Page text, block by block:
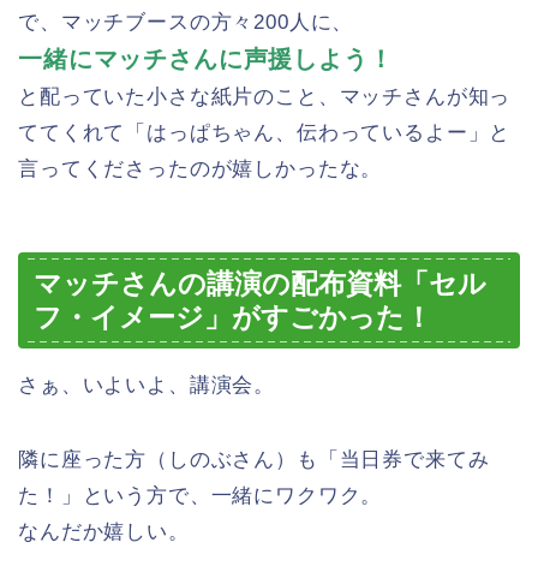
で、マッチブースの方々200人に、
一緒にマッチさんに声援しよう！
と配っていた小さな紙片のこと、マッチさんが知っ
ててくれて「はっぱちゃん、伝わっているよー」と
言ってくださったのが嬉しかったな。
マッチさんの講演の配布資料「セル
フ・イメージ」がすごかった！
さぁ、いよいよ、講演会。
隣に座った方（しのぶさん）も「当日券で来てみ
た！」という方で、一緒にワクワク。
なんだか嬉しい。